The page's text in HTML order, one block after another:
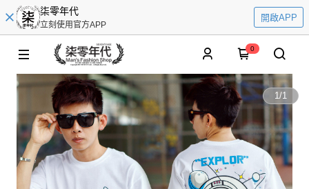
柒零年代
立刻使用官方APP
開啟APP
0
1/1